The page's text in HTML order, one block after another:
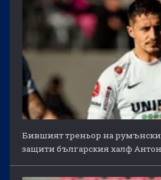
Бившият треньор на
защити българския халф